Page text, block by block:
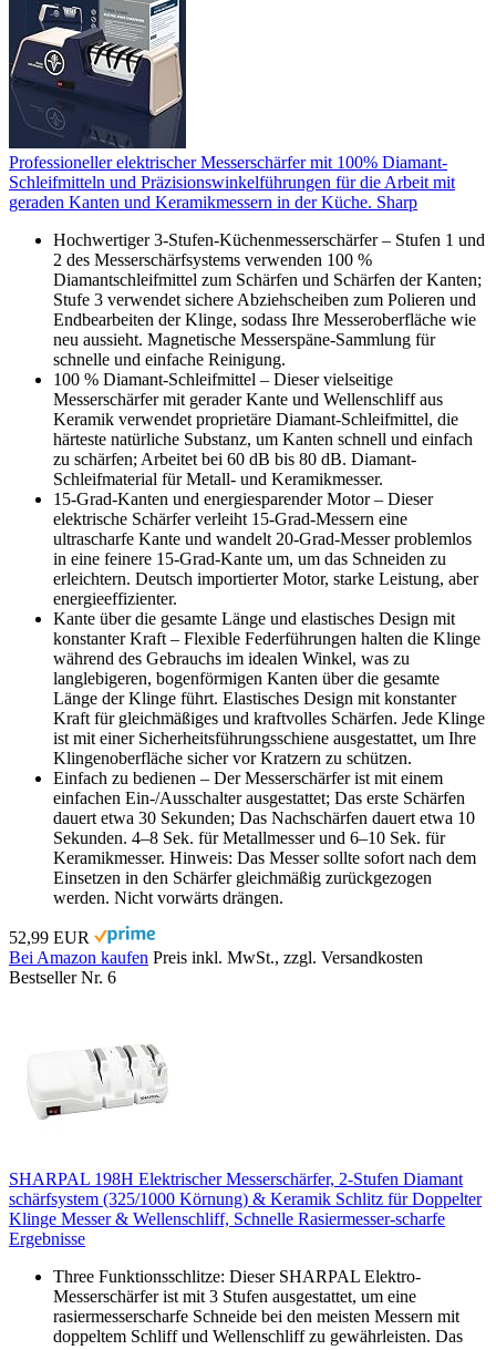
Professioneller elektrischer Messerschärfer mit 100% Diamant-
Schleifmitteln und Präzisionswinkelführungen für die Arbeit mit
geraden Kanten und Keramikmessern in der Küche. Sharp
Hochwertiger 3-Stufen-Küchenmesserschärfer – Stufen 1 und
2 des Messerschärfsystems verwenden 100 %
Diamantschleifmittel zum Schärfen und Schärfen der Kanten;
Stufe 3 verwendet sichere Abziehscheiben zum Polieren und
Endbearbeiten der Klinge, sodass Ihre Messeroberfläche wie
neu aussieht. Magnetische Messerspäne-Sammlung für
schnelle und einfache Reinigung.
100 % Diamant-Schleifmittel – Dieser vielseitige
Messerschärfer mit gerader Kante und Wellenschliff aus
Keramik verwendet proprietäre Diamant-Schleifmittel, die
härteste natürliche Substanz, um Kanten schnell und einfach
zu schärfen; Arbeitet bei 60 dB bis 80 dB. Diamant-
Schleifmaterial für Metall- und Keramikmesser.
15-Grad-Kanten und energiesparender Motor – Dieser
elektrische Schärfer verleiht 15-Grad-Messern eine
ultrascharfe Kante und wandelt 20-Grad-Messer problemlos
in eine feinere 15-Grad-Kante um, um das Schneiden zu
erleichtern. Deutsch importierter Motor, starke Leistung, aber
energieeffizienter.
Kante über die gesamte Länge und elastisches Design mit
konstanter Kraft – Flexible Federführungen halten die Klinge
während des Gebrauchs im idealen Winkel, was zu
langlebigeren, bogenförmigen Kanten über die gesamte
Länge der Klinge führt. Elastisches Design mit konstanter
Kraft für gleichmäßiges und kraftvolles Schärfen. Jede Klinge
ist mit einer Sicherheitsführungsschiene ausgestattet, um Ihre
Klingenoberfläche sicher vor Kratzern zu schützen.
Einfach zu bedienen – Der Messerschärfer ist mit einem
einfachen Ein-/Ausschalter ausgestattet; Das erste Schärfen
dauert etwa 30 Sekunden; Das Nachschärfen dauert etwa 10
Sekunden. 4–8 Sek. für Metallmesser und 6–10 Sek. für
Keramikmesser. Hinweis: Das Messer sollte sofort nach dem
Einsetzen in den Schärfer gleichmäßig zurückgezogen
werden. Nicht vorwärts drängen.
52,99 EUR
Bei Amazon kaufen Preis inkl. MwSt., zzgl. Versandkosten
Bestseller Nr. 6
SHARPAL 198H Elektrischer Messerschärfer, 2-Stufen Diamant
schärfsystem (325/1000 Körnung) & Keramik Schlitz für Doppelter
Klinge Messer & Wellenschliff, Schnelle Rasiermesser-scharfe
Ergebnisse
Three Funktionsschlitze: Dieser SHARPAL Elektro-
Messerschärfer ist mit 3 Stufen ausgestattet, um eine
rasiermesserscharfe Schneide bei den meisten Messern mit
doppeltem Schliff und Wellenschliff zu gewährleisten. Das